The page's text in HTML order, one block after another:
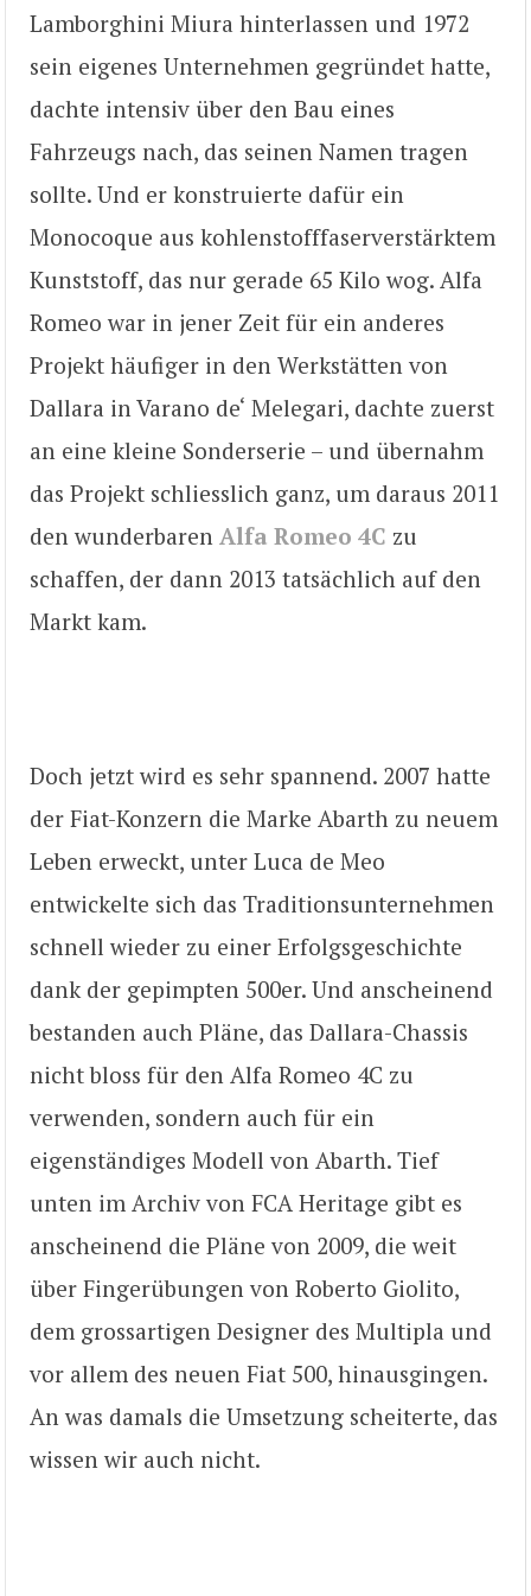
Lamborghini Miura hinterlassen und 1972
sein eigenes Unternehmen gegründet hatte,
dachte intensiv über den Bau eines
Fahrzeugs nach, das seinen Namen tragen
sollte. Und er konstruierte dafür ein
Monocoque aus kohlenstofffaserverstärktem
Kunststoff, das nur gerade 65 Kilo wog. Alfa
Romeo war in jener Zeit für ein anderes
Projekt häufiger in den Werkstätten von
Dallara in Varano de‘ Melegari, dachte zuerst
an eine kleine Sonderserie – und übernahm
das Projekt schliesslich ganz, um daraus 2011
den wunderbaren Alfa Romeo 4C zu
schaffen, der dann 2013 tatsächlich auf den
Markt kam.
Doch jetzt wird es sehr spannend. 2007 hatte
der Fiat-Konzern die Marke Abarth zu neuem
Leben erweckt, unter Luca de Meo
entwickelte sich das Traditionsunternehmen
schnell wieder zu einer Erfolgsgeschichte
dank der gepimpten 500er. Und anscheinend
bestanden auch Pläne, das Dallara-Chassis
nicht bloss für den Alfa Romeo 4C zu
verwenden, sondern auch für ein
eigenständiges Modell von Abarth. Tief
unten im Archiv von FCA Heritage gibt es
anscheinend die Pläne von 2009, die weit
über Fingerübungen von Roberto Giolito,
dem grossartigen Designer des Multipla und
vor allem des neuen Fiat 500, hinausgingen.
An was damals die Umsetzung scheiterte, das
wissen wir auch nicht.